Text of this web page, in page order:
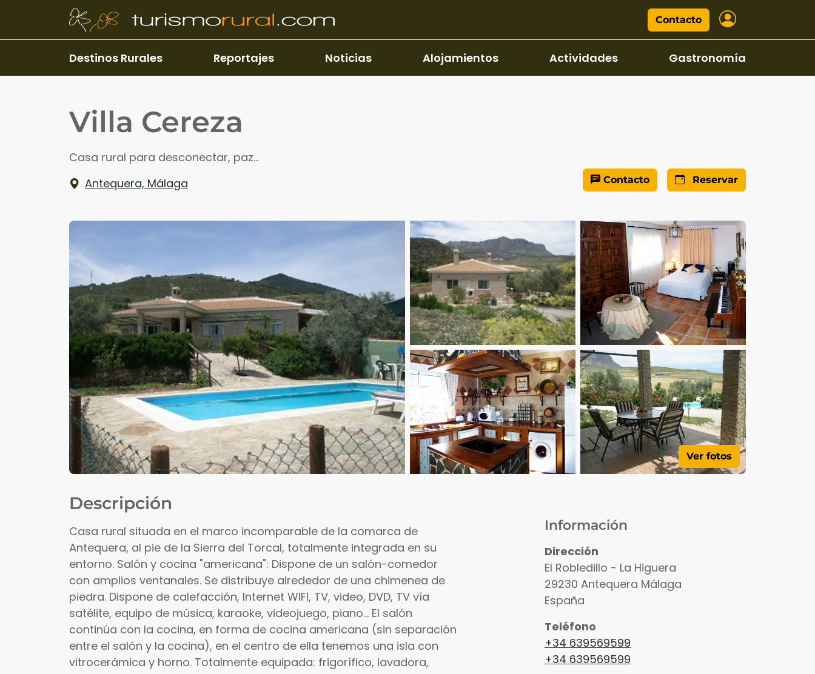
Pasar al contenido principal
Contacto
Destinos Rurales Reportajes Noticias Alojamientos Actividades Gastronomía
Villa Cereza
Casa rural para desconectar, paz...
Antequera, Málaga
Contacto Reservar
Ver fotos
Información
Dirección
El Robledillo - La Higuera
29230 Antequera Málaga
España
Teléfono
+34 639569599
+34 639569599
Descripción
Casa rural situada en el marco incomparable de la comarca de
Antequera, al pie de la Sierra del Torcal, totalmente integrada en su
entorno. Salón y cocina "americana": Dispone de un salón-comedor
con amplios ventanales. Se distribuye alrededor de una chimenea de
piedra. Dispone de calefacción, Internet WIFI, TV, video, DVD, TV vía
satélite, equipo de música, karaoke, videojuego, piano... El salón
continúa con la cocina, en forma de cocina americana (sin separación
entre el salón y la cocina), en el centro de ella tenemos una isla con
vitrocerámica y horno. Totalmente equipada: frigorífico, lavadora,